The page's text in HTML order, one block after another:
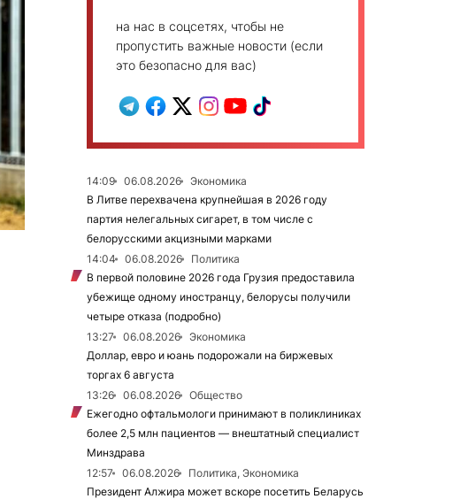
на нас в соцсетях, чтобы не
пропустить важные новости (если
это безопасно для вас)
14:09 06.08.2026
Экономика
В Литве перехвачена крупнейшая в 2026 году
партия нелегальных сигарет, в том числе с
белорусскими акцизными марками
14:04
06.08.2026
Политика
В первой половине 2026 года Грузия предоставила
убежище одному иностранцу, белорусы получили
четыре отказа (подробно)
13:27
06.08.2026
Экономика
Доллар, евро и юань подорожали на биржевых
торгах 6 августа
13:26
06.08.2026
Общество
Ежегодно офтальмологи принимают в поликлиниках
более 2,5 млн пациентов — внештатный специалист
Минздрава
12:57
06.08.2026
Политика, Экономика
Президент Алжира может вскоре посетить Беларусь